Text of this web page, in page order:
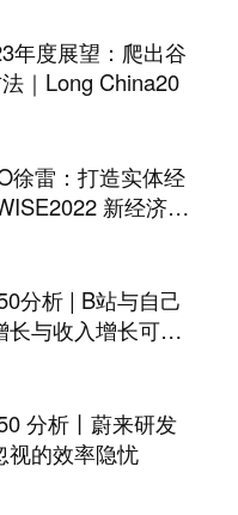
年度展望：爬出谷
｜Long China20
徐雷：打造实体经
新经济之
分析 | B站与自己
长与收入增长可以
分析丨蔚来研发
视的效率隐忧